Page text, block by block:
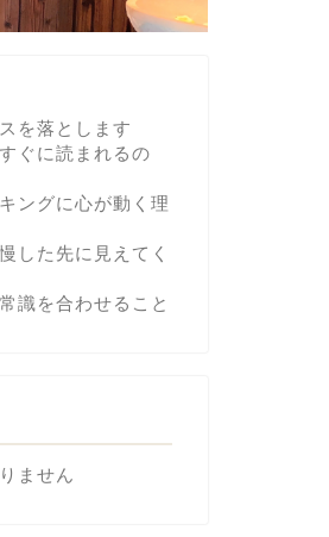
を落とします
ぐに読まれるの
ングに心が動く理
した先に見えてく
識を合わせること
ません